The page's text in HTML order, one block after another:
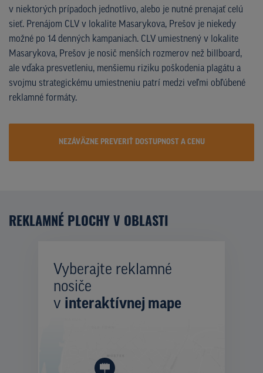
v niektorých prípadoch jednotlivo, alebo je nutné prenajať celú
sieť. Prenájom CLV v lokalite Masarykova, Prešov je niekedy
možné po 14 denných kampaniach. CLV umiestnený v lokalite
Masarykova, Prešov je nosič menších rozmerov než billboard,
ale vďaka presvetleniu, menšiemu riziku poškodenia plagátu a
svojmu strategickému umiestneniu patrí medzi veľmi obľúbené
reklamné formáty.
NEZÁVÄZNE PREVERIŤ DOSTUPNOST A CENU
REKLAMNÉ PLOCHY V OBLASTI
Vyberajte reklamné
nosiče
v interaktívnej mape